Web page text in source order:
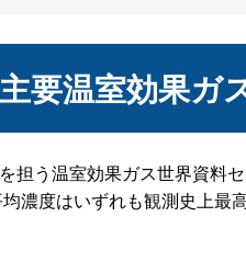
要温室効果ガ
担う温室効果ガス世界資料
濃度はいずれも観測史上最